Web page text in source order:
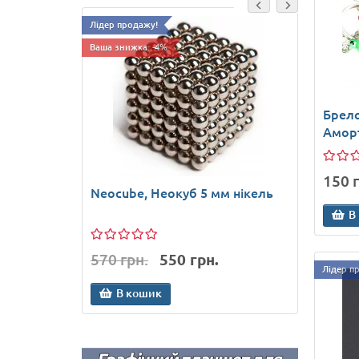
Лідер продажу!
Ваша знижка: -4%
Neocube, Неокуб 5 мм нікель
570 грн. 550 грн.
В кошик
Ваша
МР3
250
150
В
Лідер